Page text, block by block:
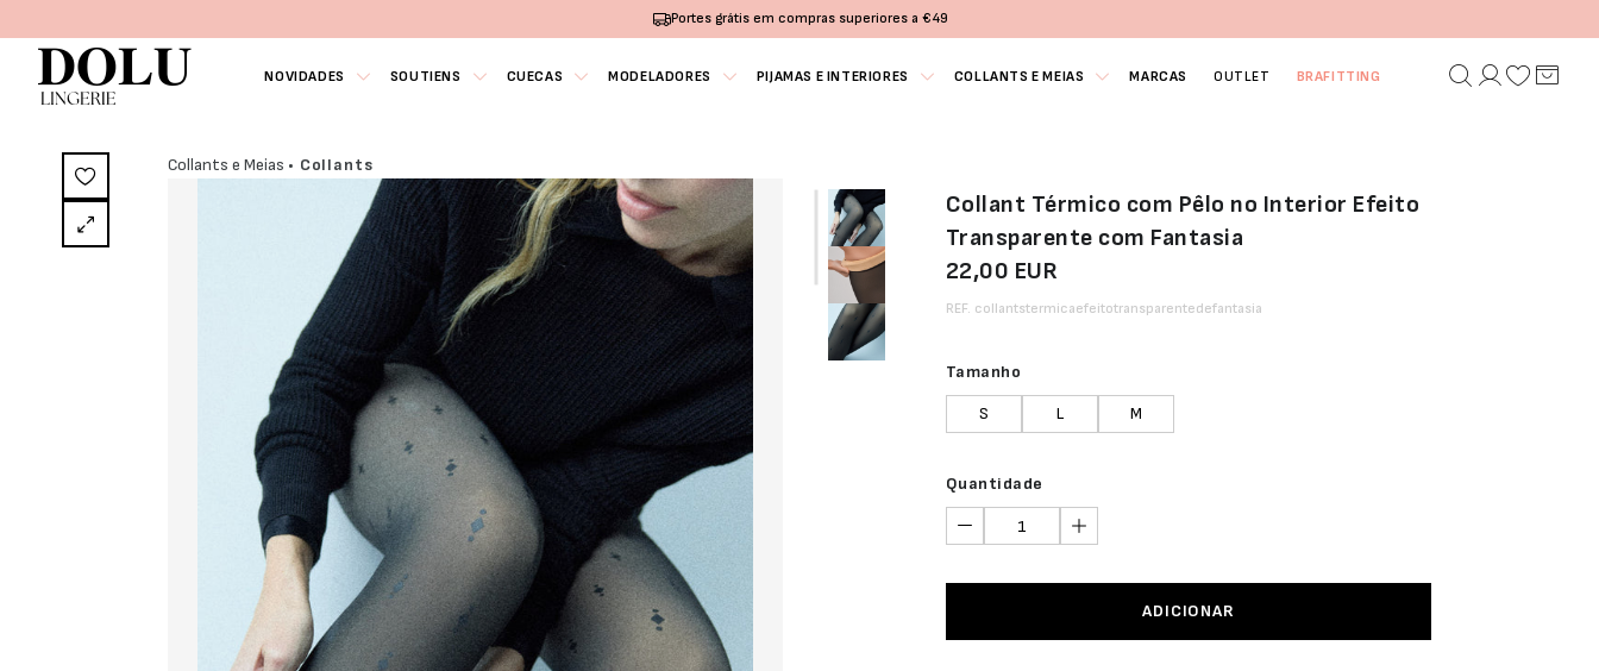
Portes grátis em compras superiores a €49
NOVIDADES SOUTIENS CUECAS MODELADORES PIJAMAS E INTERIORES COLLANTS E MEIAS MARCAS OUTLET BRAFITTING
Collants e Meias • Collants
Collant Térmico com Pêlo no Interior Efeito
Transparente com Fantasia
22,00 EUR
REF. collantstermicaefeitotransparentedefantasia
Tamanho
S L M
Quantidade
ADICIONAR